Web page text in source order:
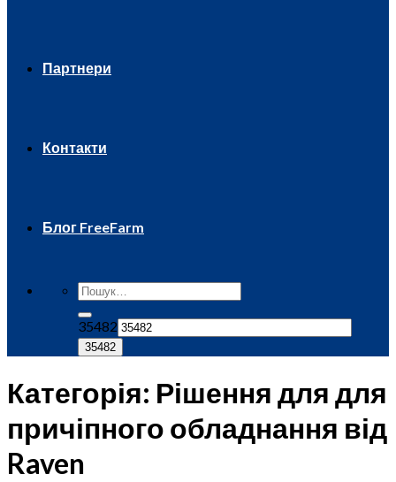
Партнери
Контакти
Блог FreeFarm
35482
Категорія: Рішення для для
причіпного обладнання від
Raven